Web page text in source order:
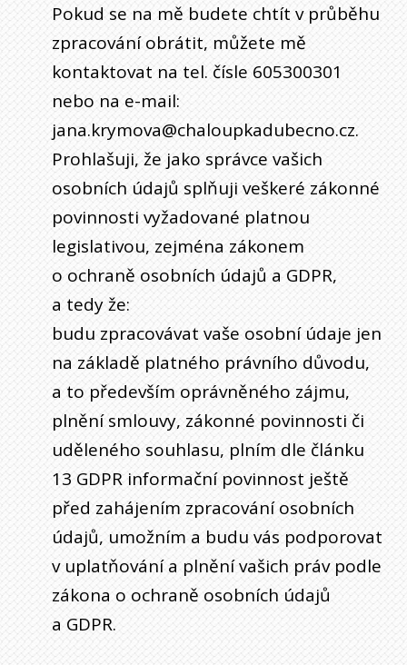
Pokud se na mě budete chtít v průběhu
zpracování obrátit, můžete mě
kontaktovat na tel. čísle 605300301
nebo na e-mail:
jana.krymova@chaloupkadubecno.cz.
Prohlašuji, že jako správce vašich
osobních údajů splňuji veškeré zákonné
povinnosti vyžadované platnou
legislativou, zejména zákonem
o ochraně osobních údajů a GDPR,
a tedy že:
budu zpracovávat vaše osobní údaje jen
na základě platného právního důvodu,
a to především oprávněného zájmu,
plnění smlouvy, zákonné povinnosti či
uděleného souhlasu, plním dle článku
13 GDPR informační povinnost ještě
před zahájením zpracování osobních
údajů, umožním a budu vás podporovat
v uplatňování a plnění vašich práv podle
zákona o ochraně osobních údajů
a GDPR.